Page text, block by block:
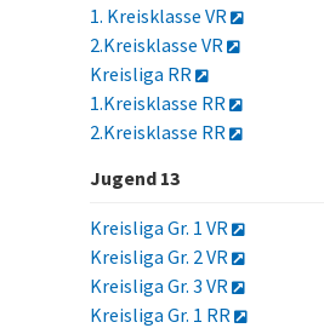
1. Kreisklasse VR
2.Kreisklasse VR
Kreisliga RR
1.Kreisklasse RR
2.Kreisklasse RR
Jugend 13
Kreisliga Gr. 1 VR
Kreisliga Gr. 2 VR
Kreisliga Gr. 3 VR
Kreisliga Gr. 1 RR